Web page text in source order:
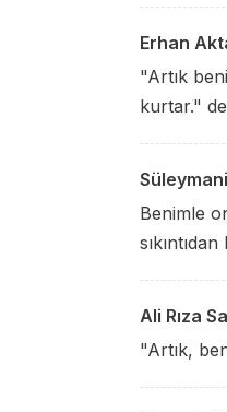
Erhan
"Artık
kurtar."
Benimle
Ali Rıza
"Artık,